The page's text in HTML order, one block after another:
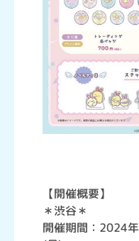
【開催概要】
＊渋谷＊
開催期間：2024